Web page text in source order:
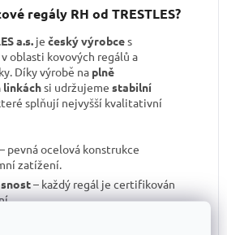
regály RH od TRESTLES?
a.s. je český výrobces
oblasti kovových regálů a
Díky výrobě na plně
si udržujeme stabilní
splňují nejvyšší kvalitativní
– pevná ocelová konstrukce
zatížení.
– každý regál je certifikován